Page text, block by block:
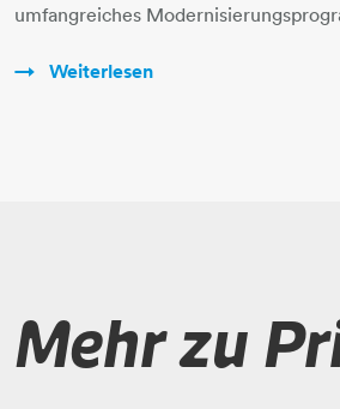
umfangreiches
Weiterlesen
Mehr zu